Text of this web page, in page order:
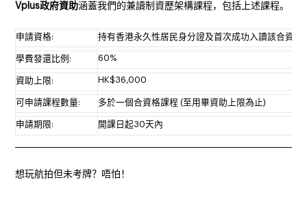
Vplus政府資助涵蓋我們的兼讀制資歷架構課程，包括上述課程。
申請資格: 持有香港永久性居民身分證及首次成功入讀該合資格
學費發還比例: 60%
資助上限: HK$36,000
可申請課程數量: 多於一個合資格課程 (至用畢資助上限為止)
申請期限: 開課日起30天內
想玩航拍但未考牌？唔怕！